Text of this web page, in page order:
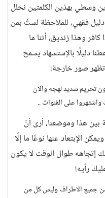
وسطي بهذين الكلمتين نحلل
فقهي، للملاحظة لستُ بمن
وهذا زنديق، أثنا ما
دليلًا بالإستشهاد يسمح
تظهر صور خارجة!
تحريم شديد لهجه والان
على القنوات ..
بين هذا وموضعنا، أرى أنّ
الإبتعاد عنها نوعًا ما إلّا
إتجاهه طوال الوقت لا يكون
رأيه!
جميع الاطراف وليس كل من